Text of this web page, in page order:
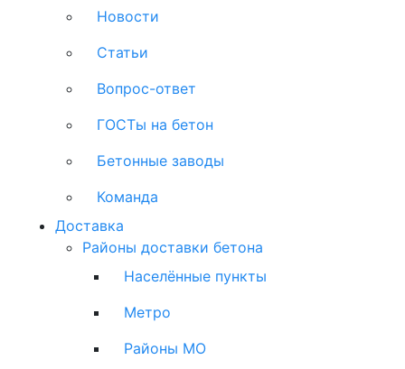
Новости
Статьи
Вопрос-ответ
ГОСТы на бетон
Бетонные заводы
Команда
Доставка
Районы доставки бетона
Населённые пункты
Метро
Районы МО